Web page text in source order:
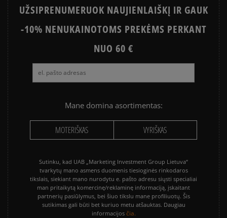
UŽSIPRENUMERUOK NAUJIENLAIŠKĮ IR GAUK
-10% NENUKAINOTOMS PREKĖMS PERKANT
NUO 60 €
Mane domina asortimentas:
MOTERIŠKAS VYRIŠKAS
Sutinku, kad UAB „Marketing Investment Group Lietuva“
tvarkytų mano asmens duomenis tiesioginės rinkodaros
tikslais, siekiant mano nurodytu e. pašto adresu siųsti specialiai
man pritaikytą komercinę/reklaminę informaciją, įskaitant
partnerių pasiūlymus, bei šiuo tikslu mane profiliuotų. Šis
sutikimas gali būti bet kuriuo metu atšauktas. Daugiau
informacijos čia.